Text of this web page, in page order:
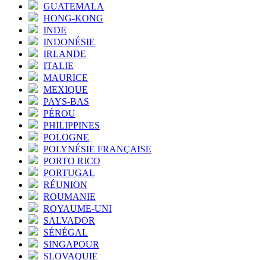
GUATEMALA
HONG-KONG
INDE
INDONÉSIE
IRLANDE
ITALIE
MAURICE
MEXIQUE
PAYS-BAS
PÉROU
PHILIPPINES
POLOGNE
POLYNÉSIE FRANÇAISE
PORTO RICO
PORTUGAL
RÉUNION
ROUMANIE
ROYAUME-UNI
SALVADOR
SÉNÉGAL
SINGAPOUR
SLOVAQUIE